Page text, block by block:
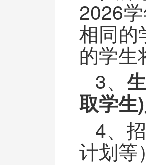
2026
相同的
的学生
3、
取学生
4、
计划等